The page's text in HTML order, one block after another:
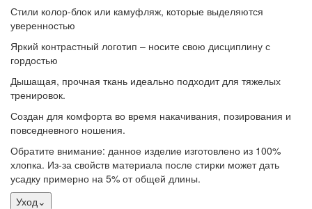
Стили колор-блок или камуфляж, которые выделяются
уверенностью
Яркий контрастный логотип – носите свою дисциплину с
гордостью
Дышащая, прочная ткань идеально подходит для тяжелых
тренировок.
Создан для комфорта во время накачивания, позирования и
повседневного ношения.
Обратите внимание: данное изделие изготовлено из 100%
хлопка. Из-за свойств материала после стирки может дать
усадку примерно на 5% от общей длины.
Уход ⌄